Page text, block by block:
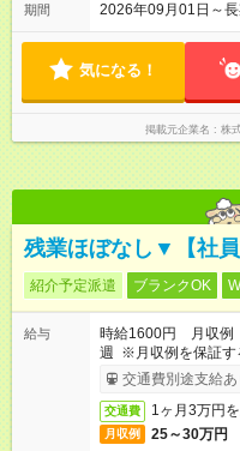
期間 2026年09月01日～
気になる！
掲載元企業名 株
残業ほぼなし▼【社
紹介予定派遣 ブランクOK
給与
時給1600円 月収例
週 ※月収例を保証す
交通費別途支給あ
交通費 1ヶ月3万円
月収例 25～30万円